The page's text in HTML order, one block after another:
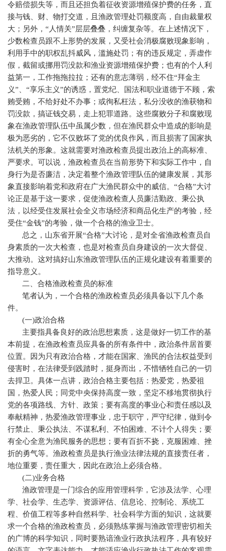
令赔偿损失等，而且还担负着征收资源增殖保护费的任务，直
接与钱、财、物打交道，且渔政管理处罚额度高，自由裁量权
大；另外，“人情关”层层叠叠，纠缠复杂等。在上述情况下，
少数检查员跟不上形势的发展，又受社会消极腐败现象影响，
利用手中的职权乱抖威风，滥施处罚；有的违反规定，弄虚作
假，截留或挪用罚没款和渔业资源增殖保护费；也有的个人利
益第一，工作拖拖拉拉；还有的意志薄弱，经不住“拜金主
义”、“享乐主义”的诱惑，置党纪、国法和职业道德于不顾，索
贿受贿，不给好处不办事；或徇私枉法，私分没收的渔获物和
罚没款，搞证钱交易，走上犯罪道路。这些腐败分子和腐败现
象在渔政管理队伍中虽属少数，但在渔民群众中造成的影响是
极为恶劣的，它不仅败坏了党的优良作风，而且损害了国家执
法机关的形象。这就需要对渔政检查员提出政治上的高标准、
严要求。可以说，渔政检查员在当前形势下和实际工作中，自
身行为是否廉洁，决定着整个渔政管理队伍的健康发展，其形
象直接影响着党和政府在广大渔民群众中的威信。“合格”大讨
论正是基于这一要求，促使渔政检查人员廉洁勤政、秉公执
法，以经受住发展社会全义市场经济和商品化生产的考验，经
受住“金钱”的考验，做一个合格的渔业卫士。
总之，山东省开展“合格”大讨论，是对全省渔政检查员自
身素质的一次大检查，也是对检查员自身建设的一次大督促、
大推动。这对搞好山东渔政管理队伍的正规化建设有着重要的
指导意义。
二、合格渔政检查员的标准
笔者认为，一个合格的渔政检查员必须具备以下几个条
件。
(一)政治合格
主要指具备良好的政治思想素质，这是做好一切工作的基
本前提，在渔政检查员应具备的所有条件中，政治条件居首要
位置。因为只有政治合格，才能在国家、渔民的合法权益受到
侵害时，在法律受到践踏时，挺身而出，不惜牺牲自己的一切
去捍卫。具体一点讲，政治合格主要包括：热爱党，热爱祖
国，热爱人民；同党中央保持高度一致，坚定不移地贯彻执行
党的各项路线、方针、政策；要有高度的事业心和责任感以及
奉献精神，热爱渔政管理事业，忠于职守，严守纪律，做到令
行禁止、秉公执法、不谋私利、不怕困难、不计个人得失；要
有全心全意为渔民服务的思想；要有百折不挠，克服困难、挫
折的勇气等。渔政检查员是执行渔业法律法规的直接责任者，
地位重要，责任重大，因此在政治上必须合格。
(二)业务合格
渔政管理是一门综合的应用管理科学，它涉及法学、心理
学、社会学、生态学、资源评估、信息论、控制论、系统工
程、价值工程等多种自然科学、社会科学方面的知识，这就要
求一个合格的渔政检查员，必须熟练掌握与渔政管理密切相关
的广博的科学知识，同时要熟谙渔业行政执法程序，具有较好